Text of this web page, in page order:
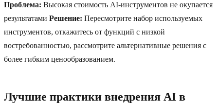
Проблема: Высокая стоимость AI-инструментов не окупается
результатами Решение: Пересмотрите набор используемых
инструментов, откажитесь от функций с низкой
востребованностью, рассмотрите альтернативные решения с
более гибким ценообразованием.
Лучшие практики внедрения AI в